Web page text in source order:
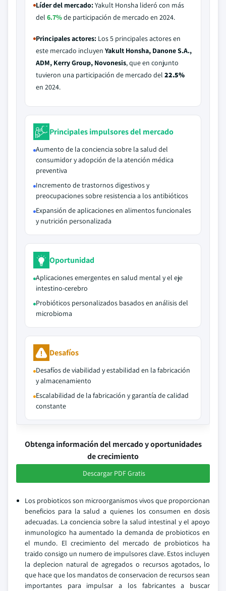
Líder del mercado:Yakult Honsha lideró con más
del 6.7%de participación de mercado en 2024.
Principales actores: Los 5 principales actores en
este mercado incluyen Yakult Honsha, Danone S.A.,
ADM, Kerry Group, Novonesis, que en conjunto
tuvieron una participación de mercado del 22.5%
en 2024.
Principales impulsores del mercado
Aumento de la conciencia sobre la salud del
consumidor y adopción de la atención médica
preventiva
Incremento de trastornos digestivos y
preocupaciones sobre resistencia a los antibióticos
Expansión de aplicaciones en alimentos funcionales
y nutrición personalizada
Oportunidad
Aplicaciones emergentes en salud mental y el eje
intestino-cerebro
Probióticos personalizados basados en análisis del
microbioma
Desafíos
Desafíos de viabilidad y estabilidad en la fabricación
y almacenamiento
Escalabilidad de la fabricación y garantía de calidad
constante
Obtenga información del mercado y oportunidades
de crecimiento
Descargar PDF Gratis
Los probioticos son microorganismos vivos que proporcionan
beneficios para la salud a quienes los consumen en dosis
adecuadas. La conciencia sobre la salud intestinal y el apoyo
inmunologico ha aumentado la demanda de probioticos en
el mundo. El crecimiento del mercado de probioticos ha
traido consigo un numero de impulsores clave. Estos incluyen
la deplecion natural de agregados o recursos agotados, lo
que hace que los mandatos de conservacion de recursos sean
importantes para impulsar a los fabricantes a buscar